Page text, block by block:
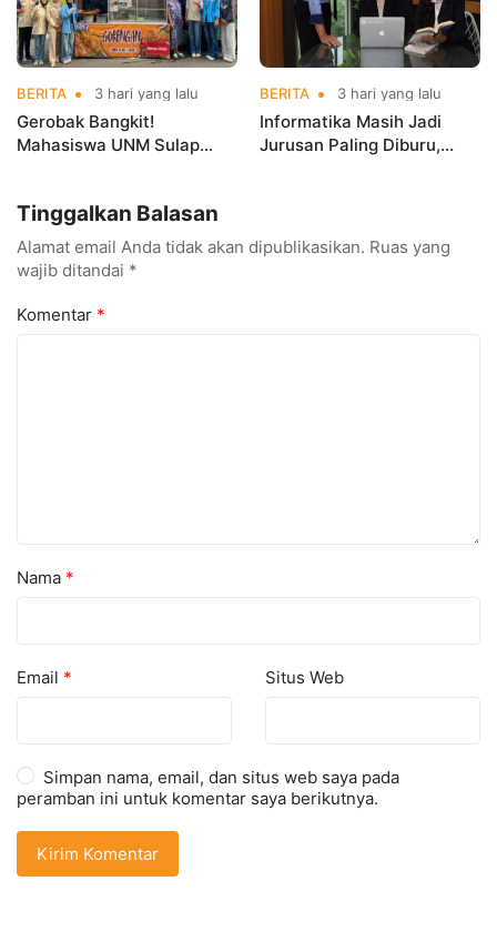
BERITA 3 hari yang lalu
Gerobak Bangkit!
Mahasiswa UNM Sulap
BERITA 3 hari yang lalu
Informatika Masih Jadi
Jurusan Paling Diburu,
Tinggalkan Balasan
Alamat email Anda tidak akan dipublikasikan. Ruas yang
wajib ditandai *
Komentar *
Nama *
Email * Situs Web
Simpan nama, email, dan situs web saya pada
peramban ini untuk komentar saya berikutnya.